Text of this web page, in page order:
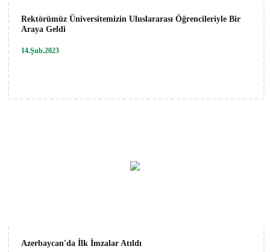
Rektörümüz Üniversitemizin Uluslararası Öğrencileriyle Bir
Araya Geldi
14.Şub.2023
Azerbaycan'da İlk İmzalar Atıldı